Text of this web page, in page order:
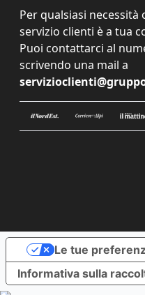
Per qualsiasi
servizio clienti è a tua
Puoi contattarci al
scrivendo una mail a
Informativa sulla
Le tue